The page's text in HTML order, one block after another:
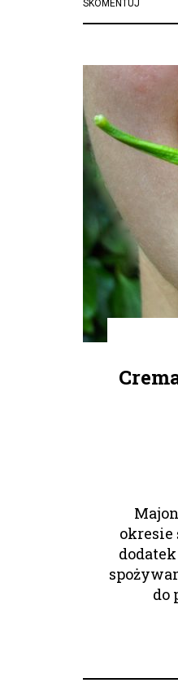
SKOMENTUJ
do